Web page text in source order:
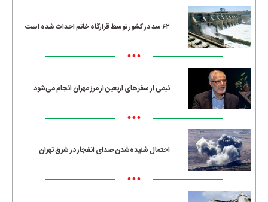
۶۲ سد در کشور توسط قرارگاه خاتم احداث شده است
•••
نیمی از سفرهای اربعین از مرز مهران انجام می‌شود
•••
احتمال شنیده‌شدن صدای انفجار در شرق تهران
•••